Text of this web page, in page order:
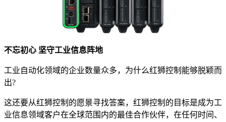
不忘初心 坚守工业信息阵地
工业自动化领域的企业数量众多，为什么红狮控制能够脱颖而
出?
这还要从红狮控制的愿景寻找答案，红狮控制的目标是成为工
业信息领域客户在全球范围内的最佳合作伙伴，在任何时间、